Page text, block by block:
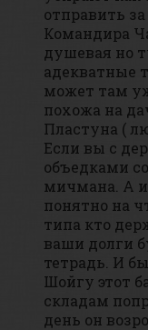
отправить
Командира
душевая но
адекватные
может там
похожа на
Пластуна (
Если вы с
объедками
мичмана. А и
понятно на
типа кто
ваши долги
тетрадь. И
Шойгу этот
складам
день он